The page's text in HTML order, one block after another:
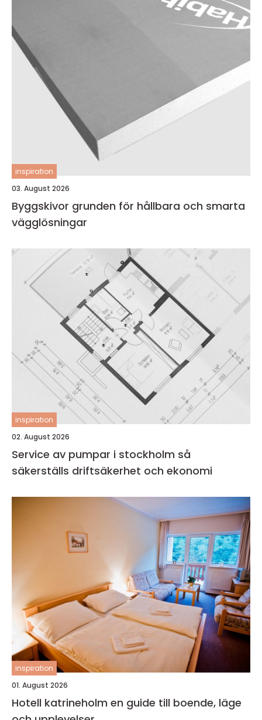
inspiration
03. August 2026
Byggskivor grunden för hållbara och smarta
vägglösningar
inspiration
02. August 2026
Service av pumpar i stockholm så
säkerställs driftsäkerhet och ekonomi
inspiration
01. August 2026
Hotell katrineholm en guide till boende, läge